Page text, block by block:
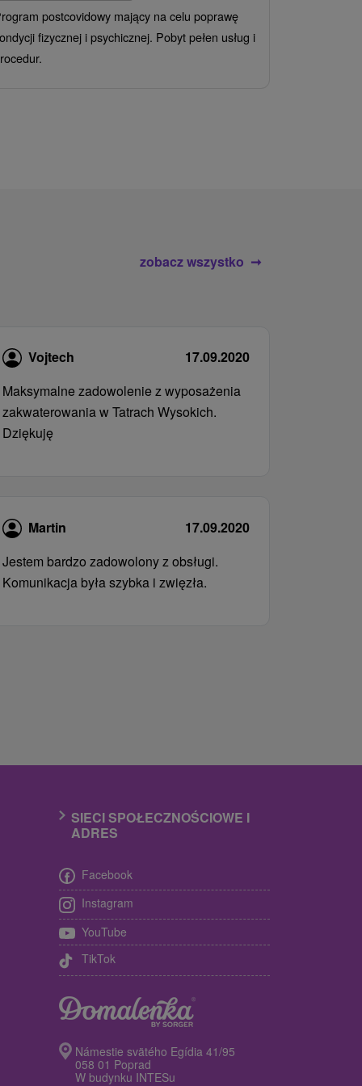
postcovidowy mający na celu poprawę
fizycznej i psychicznej. Pobyt pełen usług i
zobacz wszystko
Vojtech
17.09.2020
Maksymalne zadowolenie z wyposażenia
zakwaterowania w Tatrach Wysokich.
Dziękuję
Martin
17.09.2020
Jestem bardzo zadowolony z obsługi.
Komunikacja była szybka i zwięzła.
SIECI SPOŁECZNOŚCIOWE I
ADRES
Facebook
Instagram
YouTube
TikTok
Námestie svätého Egídia 41/95
058 01 Poprad
W budynku INTESu